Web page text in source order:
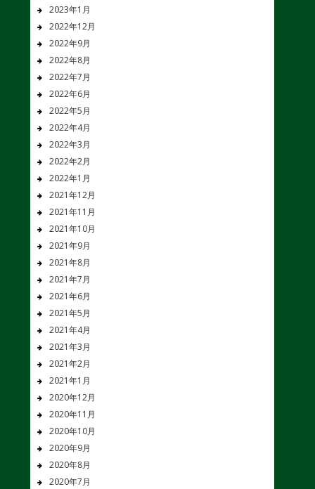
2023年1月
2022年12月
2022年9月
2022年8月
2022年7月
2022年6月
2022年5月
2022年4月
2022年3月
2022年2月
2022年1月
2021年12月
2021年11月
2021年10月
2021年9月
2021年8月
2021年7月
2021年6月
2021年5月
2021年4月
2021年3月
2021年2月
2021年1月
2020年12月
2020年11月
2020年10月
2020年9月
2020年8月
2020年7月